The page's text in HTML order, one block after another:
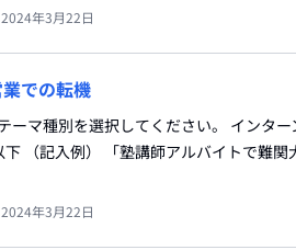
2024年3月22日
での転機
ーマ種別を選択してください。 インタ
（記入例） 「塾講師アルバイトで難関
2024年3月22日